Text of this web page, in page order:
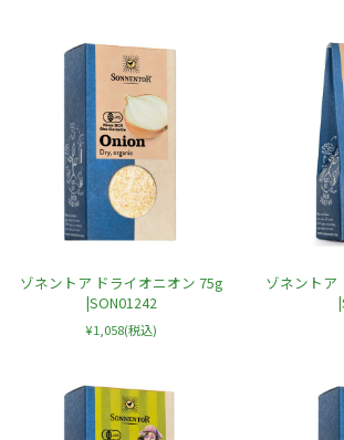
ゾネントア ドライオニオン 75g
|SON01242
¥1,058(税込)
ゾネントア